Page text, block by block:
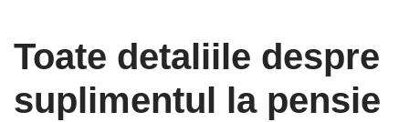
Toate detaliile despre
suplimentul la pensie